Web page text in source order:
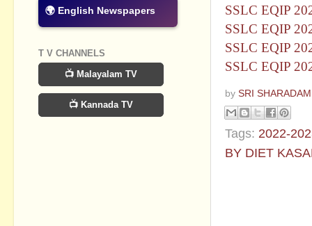
SSLC EQIP
SSLC EQIP
SSLC EQIP
SSLC EQIP
by SRI
Tags: 2022-
BY DIET
🌍 English Newspapers
T V CHANNELS
📺 Malayalam TV
📺 Kannada TV